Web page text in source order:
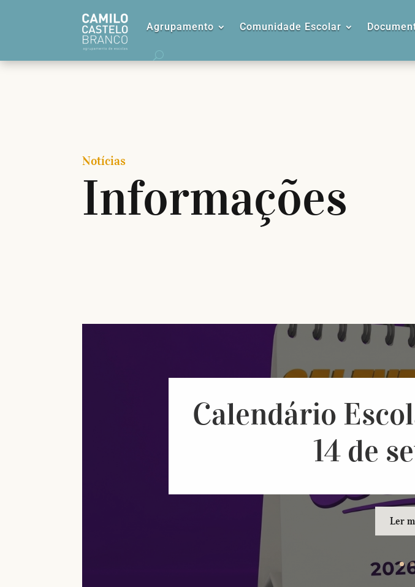
Agrupamento Comunidade Escolar
Notícias
Informações
Calendário
14 de
Ler